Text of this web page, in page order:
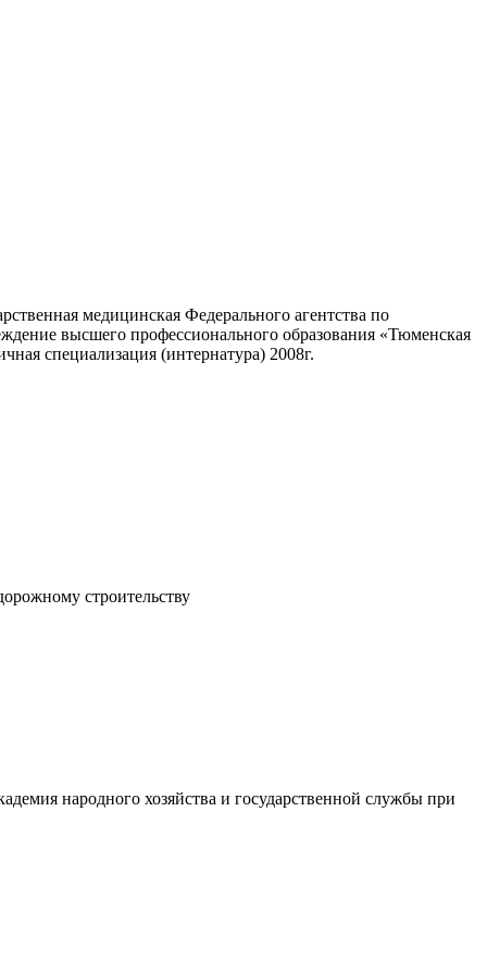
медицинская Федерального агентства по
высшего профессионального образования «Тюменская
специализация (интернатура) 2008г.
строительству
народного хозяйства и государственной службы при